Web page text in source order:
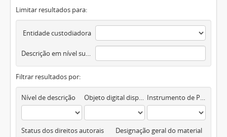
Limitar resultados para:
Entidade custodiadora
Descrição em nível superior
Filtrar resultados por:
Nível de descrição Objeto digital disponível Instrumento de Pesquisa
Status dos direitos autorais Designação geral do material